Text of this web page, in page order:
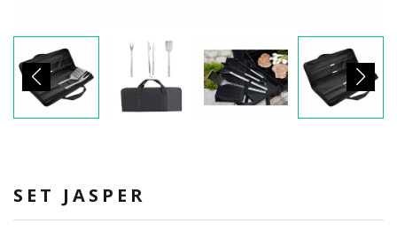
SET JASPER